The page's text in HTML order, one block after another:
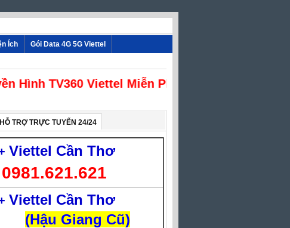
Ích
Gói Data 4G 5G Viettel
Hình TV360 Viettel Miễn Phí
HỖ TRỢ TRỰC TUYẾN 24/24
Viettel Cần Thơ
0981.621.621
Viettel Cần Thơ
(Hậu Giang Cũ)